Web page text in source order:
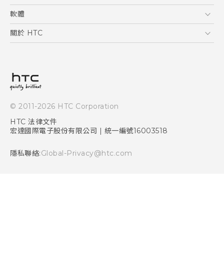
訂單管理
付款方式
到府收送維修服務
服務中心資訊
客戶服務佈告欄
軟體
應用程式
HTC Sync Manager
關於 HTC
投資人
隱私權政策
產品安全性
Security and Privacy Whitepaper
© 2011-2026 HTC Corporation
HTC 法律文件
宏達國際電子股份有限公司 | 統一編號16003518
隱私聯絡:Global-Privacy@htc.com